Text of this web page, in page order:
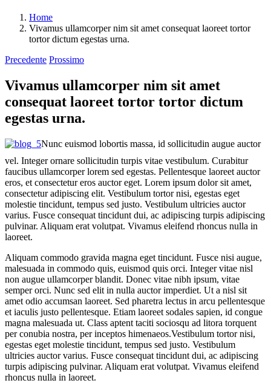
Home
Vivamus ullamcorper nim sit amet consequat laoreet tortor
tortor dictum egestas urna.
Precedente Prossimo
Vivamus ullamcorper nim sit amet
consequat laoreet tortor tortor dictum
egestas urna.
Nunc euismod lobortis massa, id sollicitudin augue auctor
vel. Integer ornare sollicitudin turpis vitae vestibulum. Curabitur
faucibus ullamcorper lorem sed egestas. Pellentesque laoreet auctor
eros, et consectetur eros auctor eget. Lorem ipsum dolor sit amet,
consectetur adipiscing elit. Vestibulum tortor nisi, egestas eget
molestie tincidunt, tempus sed justo. Vestibulum ultricies auctor
varius. Fusce consequat tincidunt dui, ac adipiscing turpis adipiscing
pulvinar. Aliquam erat volutpat. Vivamus eleifend rhoncus nulla in
laoreet.
Aliquam commodo gravida magna eget tincidunt. Fusce nisi augue,
malesuada in commodo quis, euismod quis orci. Integer vitae nisl
non augue ullamcorper blandit. Donec vitae nibh ipsum, vitae
semper orci. Nunc sed elit in nulla auctor imperdiet. Ut a nisl sit
amet odio accumsan laoreet. Sed pharetra lectus in arcu pellentesque
et iaculis justo pellentesque. Etiam laoreet sodales sapien, id congue
magna malesuada ut. Class aptent taciti sociosqu ad litora torquent
per conubia nostra, per inceptos himenaeos.Vestibulum tortor nisi,
egestas eget molestie tincidunt, tempus sed justo. Vestibulum
ultricies auctor varius. Fusce consequat tincidunt dui, ac adipiscing
turpis adipiscing pulvinar. Aliquam erat volutpat. Vivamus eleifend
rhoncus nulla in laoreet.